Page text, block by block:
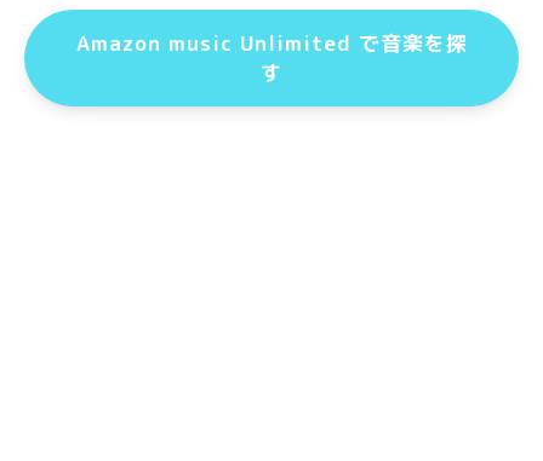
Amazon music Unlimited で音楽を探
す